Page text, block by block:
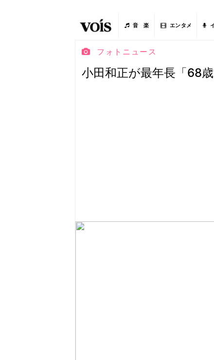
音 楽 エンタメ
フォトニュース
小田和正が最年長「68